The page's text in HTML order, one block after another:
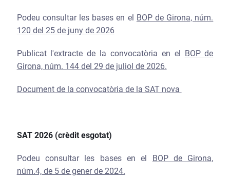
Podeu consultar les bases en el BOP de Girona, núm.
120 del 25 de juny de 2026
Publicat l'extracte de la convocatòria en el BOP de
Girona, núm. 144 del 29 de juliol de 2026.
Document de la convocatòria de la SAT nova
SAT 2026 (crèdit esgotat)
Podeu consultar les bases en el BOP de Girona,
núm.4, de 5 de gener de 2024.